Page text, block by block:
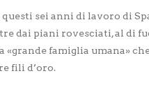
sei anni di lavoro di
dai piani rovesciati, al di
«grande famiglia umana»
fili d’oro.